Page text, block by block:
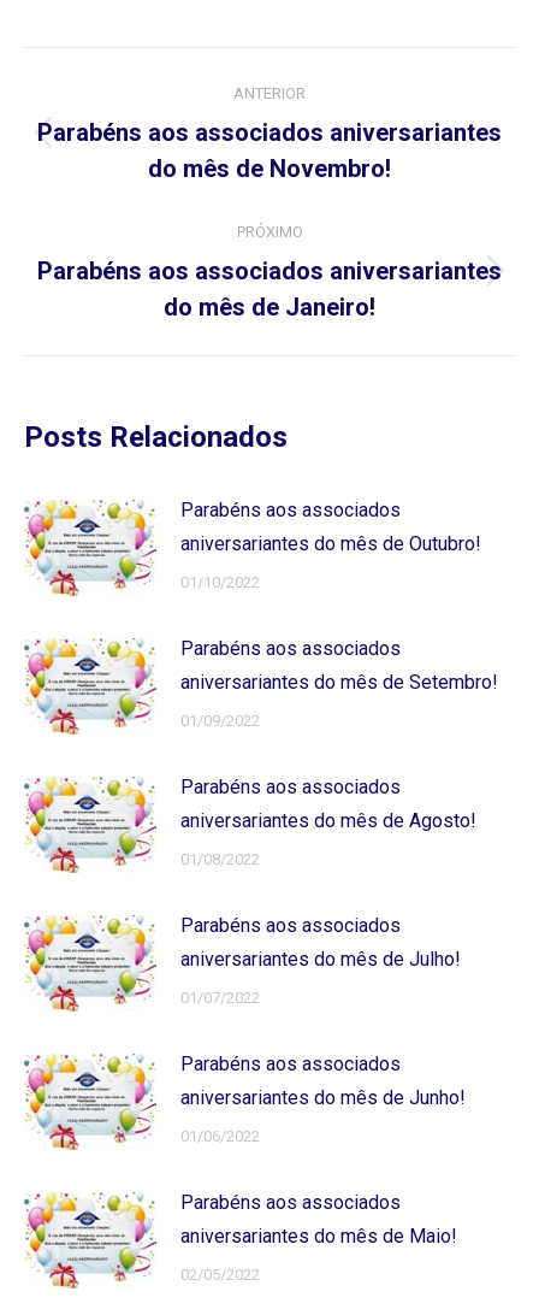
de
ANTERIOR
Post
anterior:
Parabéns aos associados aniversariantes
do mês de Novembro!
PRÓXIMO
Próximo
post:
Parabéns aos associados aniversariantes
do mês de Janeiro!
Posts Relacionados
Parabéns aos associados
aniversariantes do mês de Outubro!
01/10/2022
Parabéns aos associados
aniversariantes do mês de Setembro!
01/09/2022
Parabéns aos associados
aniversariantes do mês de Agosto!
01/08/2022
Parabéns aos associados
aniversariantes do mês de Julho!
01/07/2022
Parabéns aos associados
aniversariantes do mês de Junho!
01/06/2022
Parabéns aos associados
aniversariantes do mês de Maio!
02/05/2022